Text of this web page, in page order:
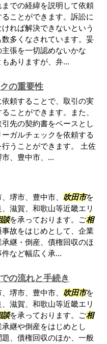
までの経緯を説明して依頼
ことができます。訴訟に
れば解決できないという
多くなされています。妥
張を一切認めないかな
ありますが、弁...
の重要性
依頼することで、取引の実
ことができます。また、
先の契約書をベースとし
ーガルチェックを依頼する
うことができます。 土佐
、豊中市、...
堺市、豊中市、 吹田市を
滋賀、和歌山等近畿エリ
談を承っております。ご相
故をはじめとして、企業
継・倒産、債権回収のほ
など幅広く承...
の流れと手続き
堺市、豊中市、 吹田市を
滋賀、和歌山等近畿エリ
談を承っております。ご相
継や倒産をはじめとし
、債権回収のほか、一般